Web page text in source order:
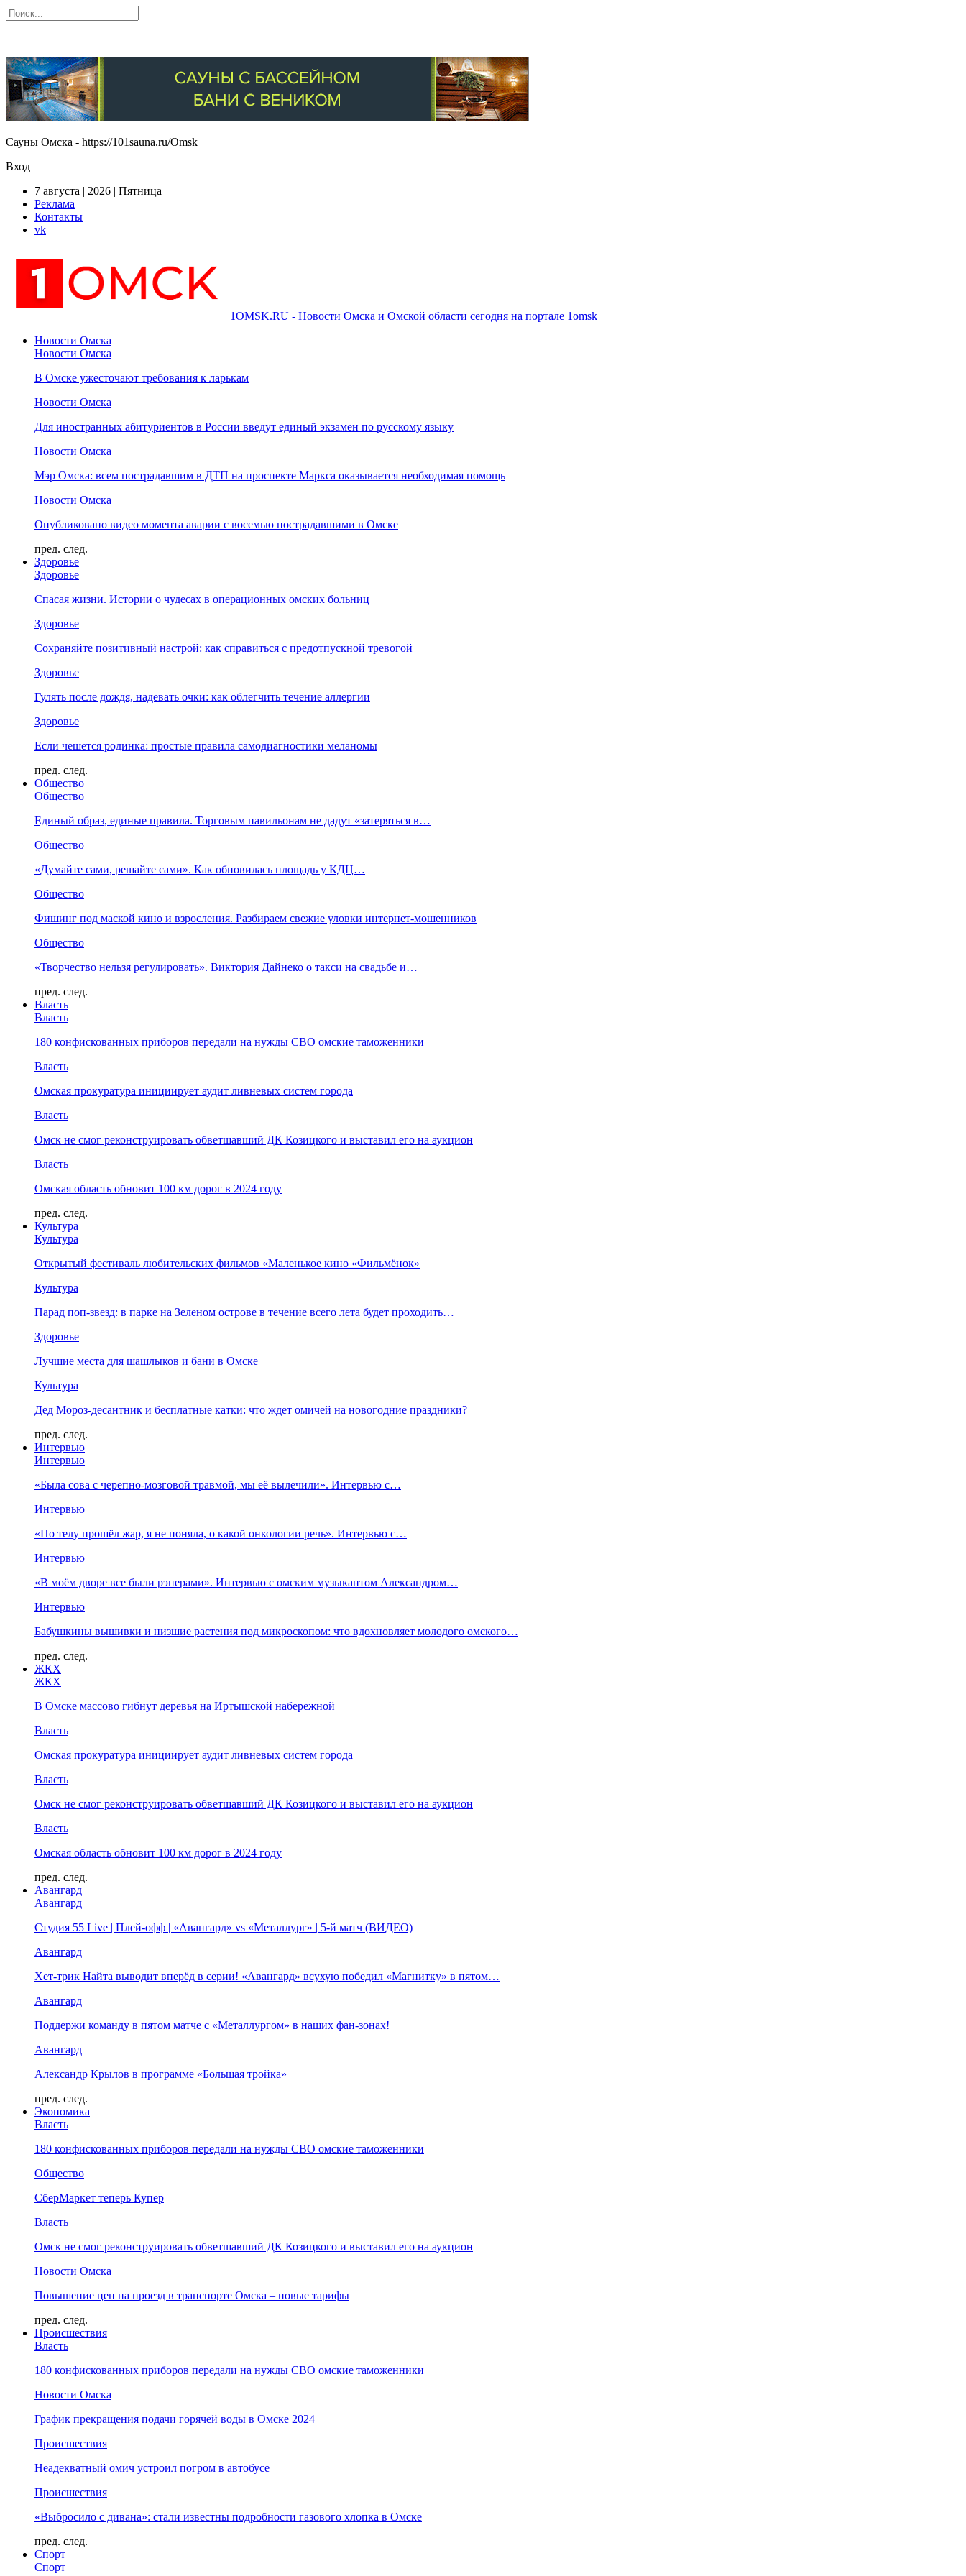
Сауны Омска - https://101sauna.ru/Omsk
Вход
7 августа | 2026 | Пятница
Реклама
Контакты
vk
1OMSK.RU - Новости Омска и Омской области сегодня на портале 1omsk
Новости Омска
Новости Омска
В Омске ужесточают требования к ларькам
Новости Омска
Для иностранных абитуриентов в России введут единый экзамен по русскому языку
Новости Омска
Мэр Омска: всем пострадавшим в ДТП на проспекте Маркса оказывается необходимая помощь
Новости Омска
Опубликовано видео момента аварии с восемью пострадавшими в Омске
пред. след.
Здоровье
Здоровье
Спасая жизни. Истории о чудесах в операционных омских больниц
Здоровье
Сохраняйте позитивный настрой: как справиться с предотпускной тревогой
Здоровье
Гулять после дождя, надевать очки: как облегчить течение аллергии
Здоровье
Если чешется родинка: простые правила самодиагностики меланомы
пред. след.
Общество
Общество
Единый образ, единые правила. Торговым павильонам не дадут «затеряться в…
Общество
«Думайте сами, решайте сами». Как обновилась площадь у КДЦ…
Общество
Фишинг под маской кино и взросления. Разбираем свежие уловки интернет-мошенников
Общество
«Творчество нельзя регулировать». Виктория Дайнеко о такси на свадьбе и…
пред. след.
Власть
Власть
180 конфискованных приборов передали на нужды СВО омские таможенники
Власть
Омская прокуратура инициирует аудит ливневых систем города
Власть
Омск не смог реконструировать обветшавший ДК Козицкого и выставил его на аукцион
Власть
Омская область обновит 100 км дорог в 2024 году
пред. след.
Культура
Культура
Открытый фестиваль любительских фильмов «Маленькое кино «Фильмёнок»
Культура
Парад поп-звезд: в парке на Зеленом острове в течение всего лета будет проходить…
Здоровье
Лучшие места для шашлыков и бани в Омске
Культура
Дед Мороз-десантник и бесплатные катки: что ждет омичей на новогодние праздники?
пред. след.
Интервью
Интервью
«Была сова с черепно-мозговой травмой, мы её вылечили». Интервью с…
Интервью
«По телу прошёл жар, я не поняла, о какой онкологии речь». Интервью с…
Интервью
«В моём дворе все были рэперами». Интервью с омским музыкантом Александром…
Интервью
Бабушкины вышивки и низшие растения под микроскопом: что вдохновляет молодого омского…
пред. след.
ЖКХ
ЖКХ
В Омске массово гибнут деревья на Иртышской набережной
Власть
Омская прокуратура инициирует аудит ливневых систем города
Власть
Омск не смог реконструировать обветшавший ДК Козицкого и выставил его на аукцион
Власть
Омская область обновит 100 км дорог в 2024 году
пред. след.
Авангард
Авангард
Студия 55 Live | Плей-офф | «Авангард» vs «Металлург» | 5-й матч (ВИДЕО)
Авангард
Хет-трик Найта выводит вперёд в серии! «Авангард» всухую победил «Магнитку» в пятом…
Авангард
Поддержи команду в пятом матче с «Металлургом» в наших фан-зонах!
Авангард
Александр Крылов в программе «Большая тройка»
пред. след.
Экономика
Власть
180 конфискованных приборов передали на нужды СВО омские таможенники
Общество
СберМаркет теперь Купер
Власть
Омск не смог реконструировать обветшавший ДК Козицкого и выставил его на аукцион
Новости Омска
Повышение цен на проезд в транспорте Омска – новые тарифы
пред. след.
Происшествия
Власть
180 конфискованных приборов передали на нужды СВО омские таможенники
Новости Омска
График прекращения подачи горячей воды в Омске 2024
Происшествия
Неадекватный омич устроил погром в автобусе
Происшествия
«Выбросило с дивана»: стали известны подробности газового хлопка в Омске
пред. след.
Спорт
Спорт